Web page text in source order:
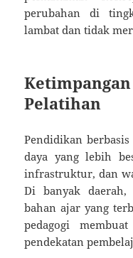
perubahan di
lambat dan tidak
Pelatihan
Pendidikan
daya yang lebih
infrastruktur, dan
Di banyak daerah,
bahan ajar yang
pedagogi
pendekatan